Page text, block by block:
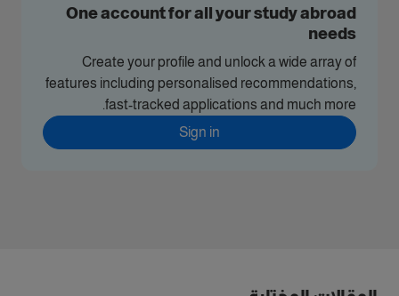
One account for all your study abroad
needs
Create your profile and unlock a wide array of
features including personalised recommendations,
fast-tracked applications and much more.
Sign in